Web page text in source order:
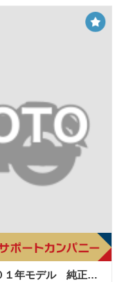
ホンダ ＭＡＧＮＡ ＦＩＦＴＹ ２００１年モデル 純正車両